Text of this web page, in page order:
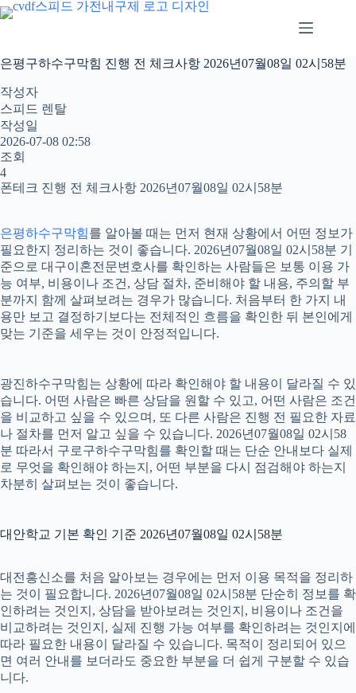
본
문
로
건
너
뛰
기
은평구하수구막힘 진행 전 체크사항 2026년07월08일 02시58분
작성자
스피드 렌탈
작성일
2026-07-08 02:58
조회
4
폰테크 진행 전 체크사항 2026년07월08일 02시58분
은평하수구막힘를 알아볼 때는 먼저 현재 상황에서 어떤 정보가
필요한지 정리하는 것이 좋습니다. 2026년07월08일 02시58분 기
준으로 대구이혼전문변호사를 확인하는 사람들은 보통 이용 가
능 여부, 비용이나 조건, 상담 절차, 준비해야 할 내용, 주의할 부
분까지 함께 살펴보려는 경우가 많습니다. 처음부터 한 가지 내
용만 보고 결정하기보다는 전체적인 흐름을 확인한 뒤 본인에게
맞는 기준을 세우는 것이 안정적입니다.
광진하수구막힘는 상황에 따라 확인해야 할 내용이 달라질 수 있
습니다. 어떤 사람은 빠른 상담을 원할 수 있고, 어떤 사람은 조건
을 비교하고 싶을 수 있으며, 또 다른 사람은 진행 전 필요한 자료
나 절차를 먼저 알고 싶을 수 있습니다. 2026년07월08일 02시58
분 따라서 구로구하수구막힘를 확인할 때는 단순 안내보다 실제
로 무엇을 확인해야 하는지, 어떤 부분을 다시 점검해야 하는지
차분히 살펴보는 것이 좋습니다.
대안학교 기본 확인 기준 2026년07월08일 02시58분
대전흥신소를 처음 알아보는 경우에는 먼저 이용 목적을 정리하
는 것이 필요합니다. 2026년07월08일 02시58분 단순히 정보를 확
인하려는 것인지, 상담을 받아보려는 것인지, 비용이나 조건을
비교하려는 것인지, 실제 진행 가능 여부를 확인하려는 것인지에
따라 필요한 내용이 달라질 수 있습니다. 목적이 정리되어 있으
면 여러 안내를 보더라도 중요한 부분을 더 쉽게 구분할 수 있습
니다.